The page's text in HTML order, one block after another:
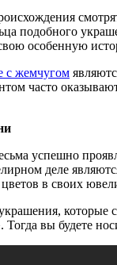
подобного
особенную
с жемчугом
часто
успешно
деле
в своих
которые
Тогда вы будете